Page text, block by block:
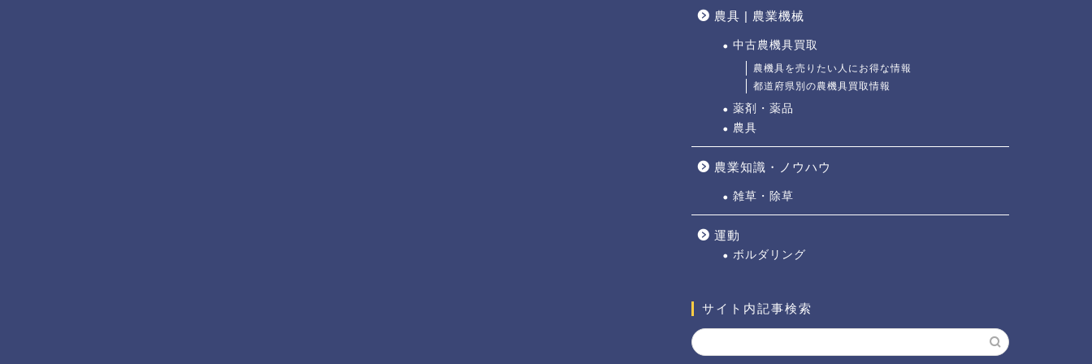
農具 | 農業機械
中古農機具買取
農機具を売りたい人にお得な情報
都道府県別の農機具買取情報
薬剤・薬品
農具
農業知識・ノウハウ
雑草・除草
運動
ボルダリング
サイト内記事検索